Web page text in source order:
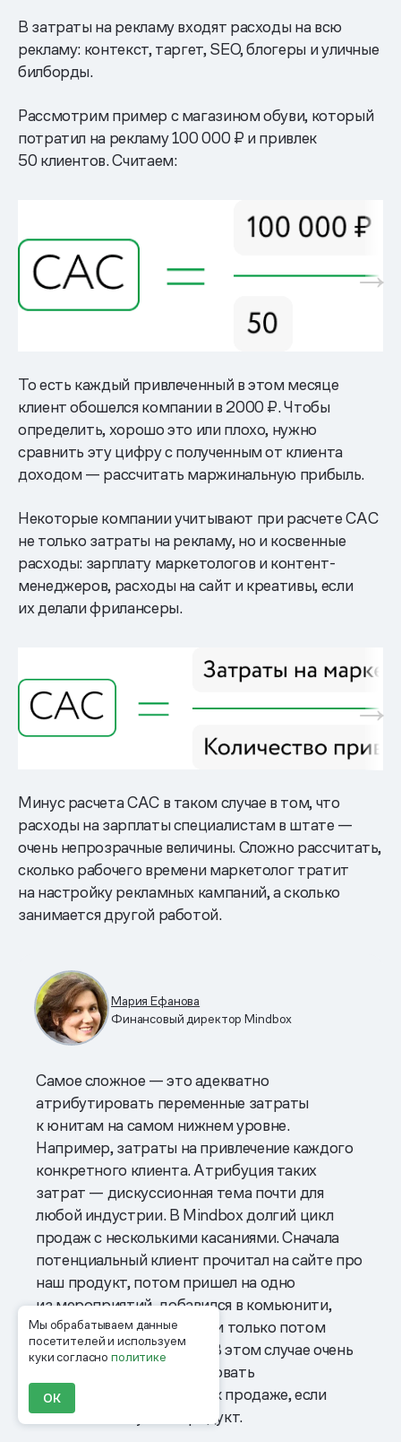
Мы обрабатываем данные
посетителей и используем
куки согласнополитике
ОК
В затраты на рекламу входят расходы на всю
рекламу: контекст, таргет, SEO, блогеры и уличные
билборды.
Рассмотрим пример с магазином обуви, который
потратил на рекламу 100 000 ₽ и привлек
50 клиентов. Считаем:
То есть каждый привлеченный в этом месяце
клиент обошелся компании в 2000 ₽. Чтобы
определить, хорошо это или плохо, нужно
сравнить эту цифру с полученным от клиента
доходом — рассчитать маржинальную прибыль.
Некоторые компании учитывают при расчете САС
не только затраты на рекламу, но и косвенные
расходы: зарплату маркетологов и контент-
менеджеров, расходы на сайт и креативы, если
их делали фрилансеры.
Минус расчета САС в таком случае в том, что
расходы на зарплаты специалистам в штате —
очень непрозрачные величины. Сложно рассчитать,
сколько рабочего времени маркетолог тратит
на настройку рекламных кампаний, а сколько
занимается другой работой.
Мария Ефанова
Финансовый директор Mindbox
Самое сложное — это адекватно
атрибутировать переменные затраты
к юнитам на самом нижнем уровне.
Например, затраты на привлечение каждого
конкретного клиента. Атрибуция таких
затрат — дискуссионная тема почти для
любой индустрии. В Mindbox долгий цикл
продаж с несколькими касаниями. Сначала
потенциальный клиент прочитал на сайте про
наш продукт, потом пришел на одно
из мероприятий, добавился в комьюнити,
поучаствовал в вебинаре и только потом
оставил заявку на сайте. В этом случае очень
сложно точно атрибутировать
маркетинговые затраты к продаже, если
он в итоге покупает продукт.